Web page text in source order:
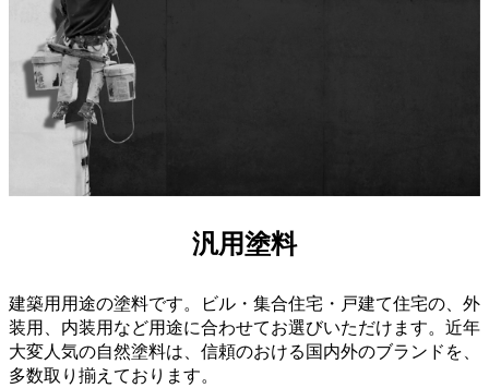
汎用塗料
建築用用途の塗料です。ビル・集合住宅・戸建て住宅の、外
装用、内装用など用途に合わせてお選びいただけます。近年
大変人気の自然塗料は、信頼のおける国内外のブランドを、
多数取り揃えております。